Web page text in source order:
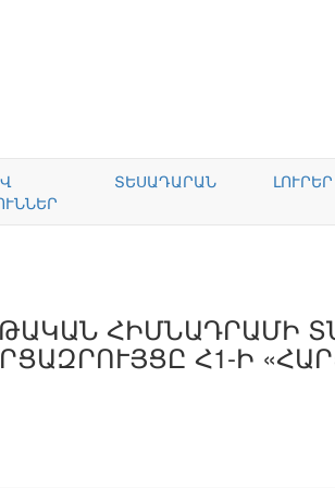
ՏԵՍԱԴԱՐԱՆ ԼՈՒՐԵՐ
ՀԻՄՆԱԴՐԱՄԻ
Հ1-Ի